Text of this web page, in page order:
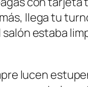
llega tu
estaba
lucen